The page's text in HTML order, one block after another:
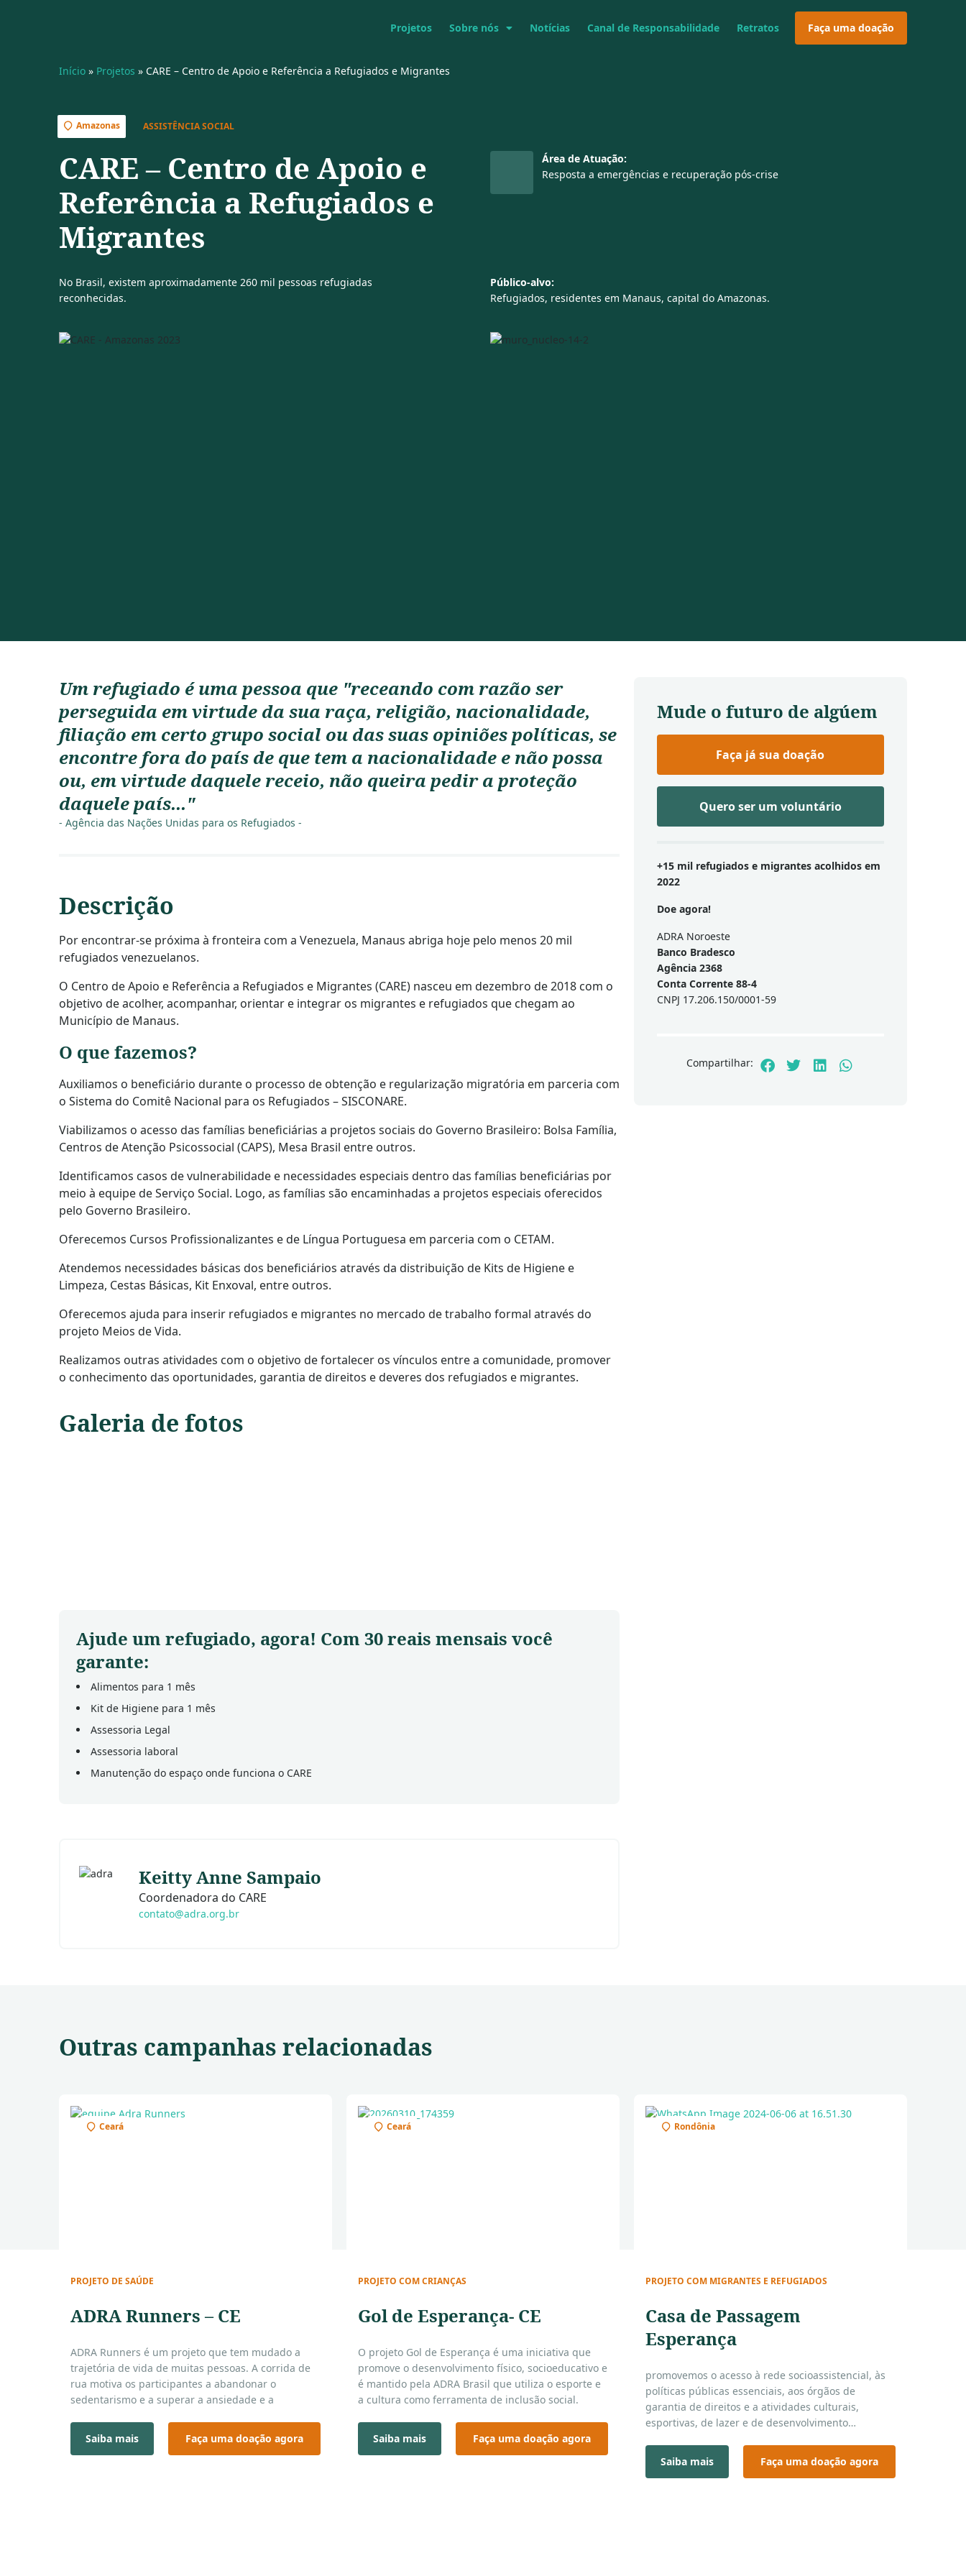
Projetos Sobre nós Notícias Canal de Responsabilidade Retratos Faça uma doação
Início » Projetos » CARE – Centro de Apoio e Referência a Refugiados e Migrantes
Amazonas ASSISTÊNCIA SOCIAL
CARE – Centro de Apoio e
Referência a Refugiados e
Migrantes
No Brasil, existem aproximadamente 260 mil pessoas refugiadas
reconhecidas.
Área de Atuação:
Resposta a emergências e recuperação pós-crise
Público-alvo:
Refugiados, residentes em Manaus, capital do Amazonas.
Um refugiado é uma pessoa que "receando com razão ser
perseguida em virtude da sua raça, religião, nacionalidade,
filiação em certo grupo social ou das suas opiniões políticas, se
encontre fora do país de que tem a nacionalidade e não possa
ou, em virtude daquele receio, não queira pedir a proteção
daquele país..."
- Agência das Nações Unidas para os Refugiados -
Descrição
Por encontrar-se próxima à fronteira com a Venezuela, Manaus abriga hoje pelo menos 20 mil
refugiados venezuelanos.
O Centro de Apoio e Referência a Refugiados e Migrantes (CARE) nasceu em dezembro de 2018 com o
objetivo de acolher, acompanhar, orientar e integrar os migrantes e refugiados que chegam ao
Município de Manaus.
O que fazemos?
Auxiliamos o beneficiário durante o processo de obtenção e regularização migratória em parceria com
o Sistema do Comitê Nacional para os Refugiados – SISCONARE.
Viabilizamos o acesso das famílias beneficiárias a projetos sociais do Governo Brasileiro: Bolsa Família,
Centros de Atenção Psicossocial (CAPS), Mesa Brasil entre outros.
Identificamos casos de vulnerabilidade e necessidades especiais dentro das famílias beneficiárias por
meio à equipe de Serviço Social. Logo, as famílias são encaminhadas a projetos especiais oferecidos
pelo Governo Brasileiro.
Oferecemos Cursos Profissionalizantes e de Língua Portuguesa em parceria com o CETAM.
Atendemos necessidades básicas dos beneficiários através da distribuição de Kits de Higiene e
Limpeza, Cestas Básicas, Kit Enxoval, entre outros.
Oferecemos ajuda para inserir refugiados e migrantes no mercado de trabalho formal através do
projeto Meios de Vida.
Realizamos outras atividades com o objetivo de fortalecer os vínculos entre a comunidade, promover
o conhecimento das oportunidades, garantia de direitos e deveres dos refugiados e migrantes.
Ajude um refugiado, agora! Com 30 reais mensais você
garante:
Alimentos para 1 mês
Kit de Higiene para 1 mês
Assessoria Legal
Assessoria laboral
Manutenção do espaço onde funciona o CARE
Keitty Anne Sampaio
Coordenadora do CARE
contato@adra.org.br
Mude o futuro de algúem
Faça já sua doação
Quero ser um voluntário
+15 mil refugiados e migrantes acolhidos em
2022
Doe agora!
ADRA Noroeste
Banco Bradesco
Agência 2368
Conta Corrente 88-4
CNPJ 17.206.150/0001-59
Compartilhar:
Outras campanhas relacionadas
Ceará
PROJETO DE SAÚDE
ADRA Runners – CE
ADRA Runners é um projeto que tem mudado a
trajetória de vida de muitas pessoas. A corrida de
rua motiva os participantes a abandonar o
sedentarismo e a superar a ansiedade e a
Equipe ADRA Runners – Ceará.
Saiba mais Faça uma doação agora
Ceará
PROJETO COM CRIANÇAS
Gol de Esperança- CE
O projeto Gol de Esperança é uma iniciativa que
promove o desenvolvimento físico, socioeducativo e
é mantido pela ADRA Brasil que utiliza o esporte e
a cultura como ferramenta de inclusão social.
Saiba mais
Faça uma doação agora
Rondônia
PROJETO COM MIGRANTES E REFUGIADOS
Casa de Passagem
Esperança
promovemos o acesso à rede socioassistencial, às
políticas públicas essenciais, aos órgãos de
garantia de direitos e a atividades culturais,
esportivas, de lazer e de desenvolvimento
vivências, os interesses e as possibilidades de cada
pessoa atendida.
Saiba mais Faça uma doação agora